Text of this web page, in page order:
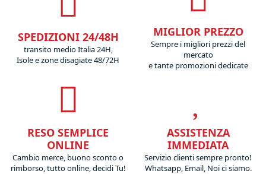
SPEDIZIONI 24/48H
transito medio Italia 24H,
Isole e zone disagiate 48/72H
MIGLIOR PREZZO
Sempre i migliori prezzi del
mercato
e tante promozioni dedicate
RESO SEMPLICE
ONLINE
Cambio merce, buono sconto o
rimborso, tutto online, decidi Tu!
ASSISTENZA
IMMEDIATA
Servizio clienti sempre pronto!
Whatsapp, Email, Noi ci siamo.